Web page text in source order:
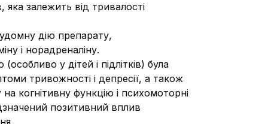
яка залежить від тривалості
дію препарату,
і норадреналіну.
у дітей і підлітків) була
тривожності і депресії, а також
когнітивну функцію і психомоторні
позитивний вплив